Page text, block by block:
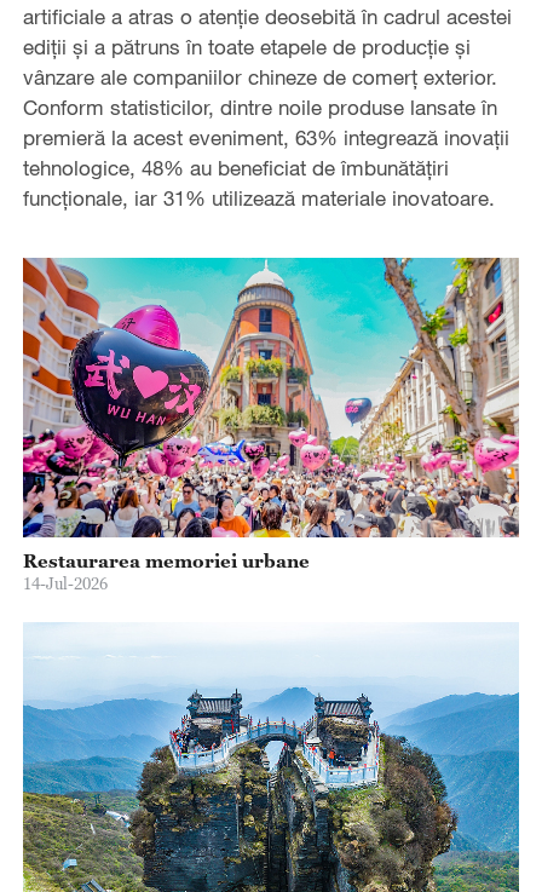
artificiale a atras o atenție deosebită în cadrul acestei
ediții și a pătruns în toate etapele de producție și
vânzare ale companiilor chineze de comerț exterior.
Conform statisticilor, dintre noile produse lansate în
premieră la acest eveniment, 63% integrează inovații
tehnologice, 48% au beneficiat de îmbunătățiri
funcționale, iar 31% utilizează materiale inovatoare.
Restaurarea memoriei urbane
14-Jul-2026